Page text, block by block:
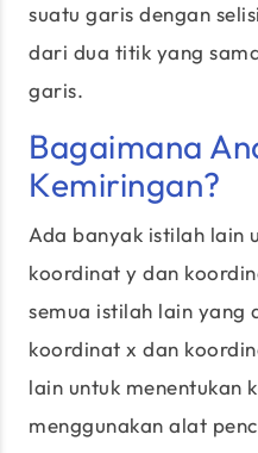
suatu garis dengan
dari dua titik yang
garis.
Bagaimana
Kemiringan?
Ada banyak istilah lain
koordinat y dan
semua istilah lain yang
koordinat x dan
lain untuk menentukan
menggunakan alat